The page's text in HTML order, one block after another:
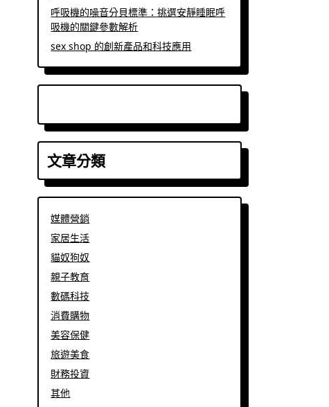
呼吸機的噪音分貝標準：挑選安靜睡眠呼
吸機的關鍵參數解析
sex shop 的創新產品和科技應用
文章分類
媒體營銷
家居生活
貓奴狗奴
親子教育
數碼科技
消費購物
美容保健
旅遊美食
財務投資
其他